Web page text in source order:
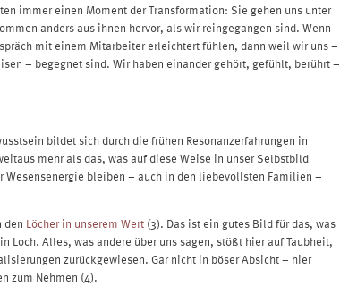
immer einen Moment der Transformation: Sie gehen uns unter
anders aus ihnen hervor, als wir reingegangen sind. Wenn
mit einem Mitarbeiter erleichtert fühlen, dann weil wir uns –
– begegnet sind. Wir haben einander gehört, gefühlt, berührt –
bildet sich durch die frühen Resonanzerfahrungen in
mehr als das, was auf diese Weise in unser Selbstbild
Wesensenergie bleiben – auch in den liebevollsten Familien –
den Löcher in unserem Wert (3). Das ist ein gutes Bild für das, was
Loch. Alles, was andere über uns sagen, stößt hier auf Taubheit,
zurückgewiesen. Gar nicht in böser Absicht – hier
zum Nehmen (4).